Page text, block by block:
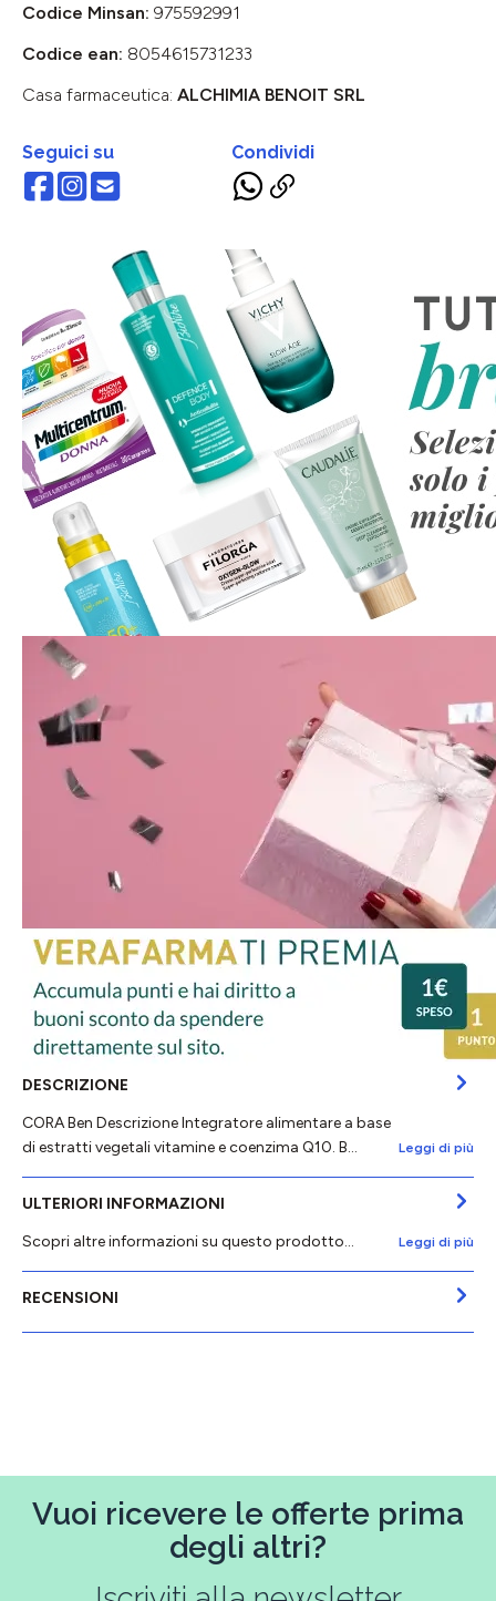
Codice Minsan: 975592991
Codice ean: 8054615731233
Casa farmaceutica: ALCHIMIA BENOIT SRL
Seguici su Condividi
DESCRIZIONE
CORA Ben Descrizione Integratore alimentare a base
di estratti vegetali vitamine e coenzima Q10. B…
Leggi di più
ULTERIORI INFORMAZIONI
Scopri altre informazioni su questo prodotto...
Leggi di più
RECENSIONI
Vuoi ricevere le offerte prima
degli altri?